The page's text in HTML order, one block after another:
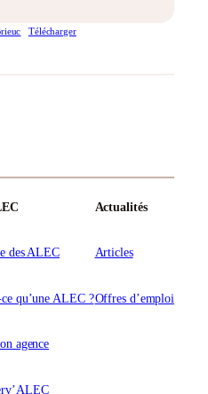
Télécharger
des ALEC
ce qu’une ALEC ?
agence
Actualités
Articles
Offres d’emploi